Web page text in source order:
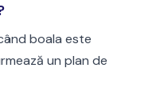
boala este
un plan de